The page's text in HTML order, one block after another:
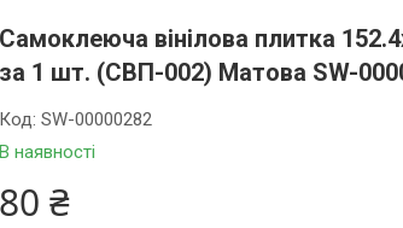
Самоклеюча вінілова плитка
за 1 шт. (СВП-002) Матова SW-
В наявності
Код:SW-00000282
80 ₴